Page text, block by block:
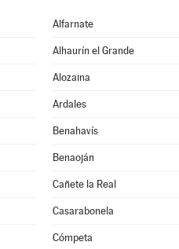
Alfarnate
Alhaurín el Grande
Alozaina
Ardales
Benahavís
Benaoján
Cañete la Real
Casarabonela
Cómpeta